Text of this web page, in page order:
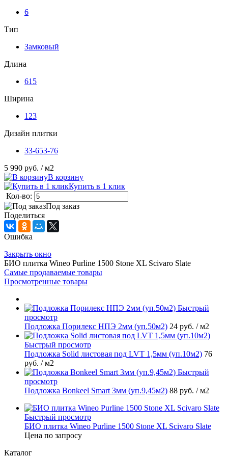
6
Тип
Замковый
Длина
615
Ширина
123
Дизайн плитки
33-653-76
5 990 руб. / м2
В корзину
Купить в 1 клик
Кол-во:
Под заказ
Поделиться
Ошибка
Закрыть окно
БИО плитка Wineo Purline 1500 Stone XL Scivaro Slate
Самые продаваемые товары
Просмотренные товары
Быстрый
просмотр
Подложка Порилекс НПЭ 2мм (уп.50м2) 24 руб. / м2
Быстрый просмотр
Подложка Solid листовая под LVT 1,5мм (уп.10м2) 76
руб. / м2
Быстрый
просмотр
Подложка Bonkeel Smart 3мм (уп.9,45м2) 88 руб. / м2
Быстрый просмотр
БИО плитка Wineo Purline 1500 Stone XL Scivaro Slate
Цена по запросу
Каталог